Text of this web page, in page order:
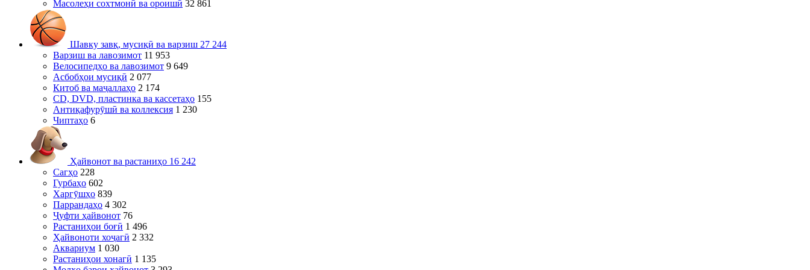
Масолеҳи сохтмонӣ ва ороишӣ 32 861
Шавку завқ, мусиқӣ ва варзиш 27 244
Варзиш ва лавозимот 11 953
Велосипедҳо ва лавозимот 9 649
Асбобҳои мусиқӣ 2 077
Китоб ва маҷаллаҳо 2 174
CD, DVD, пластинка ва кассетаҳо 155
Антиқафурӯшӣ ва коллексия 1 230
Чиптаҳо 6
Ҳайвонот ва растаниҳо 16 242
Сагҳо 228
Гурбаҳо 602
Харгӯшҳо 839
Паррандаҳо 4 302
Ҷуфти ҳайвонот 76
Растаниҳои боғӣ 1 496
Ҳайвоноти хоҷагӣ 2 332
Аквариум 1 030
Растаниҳои хонагӣ 1 135